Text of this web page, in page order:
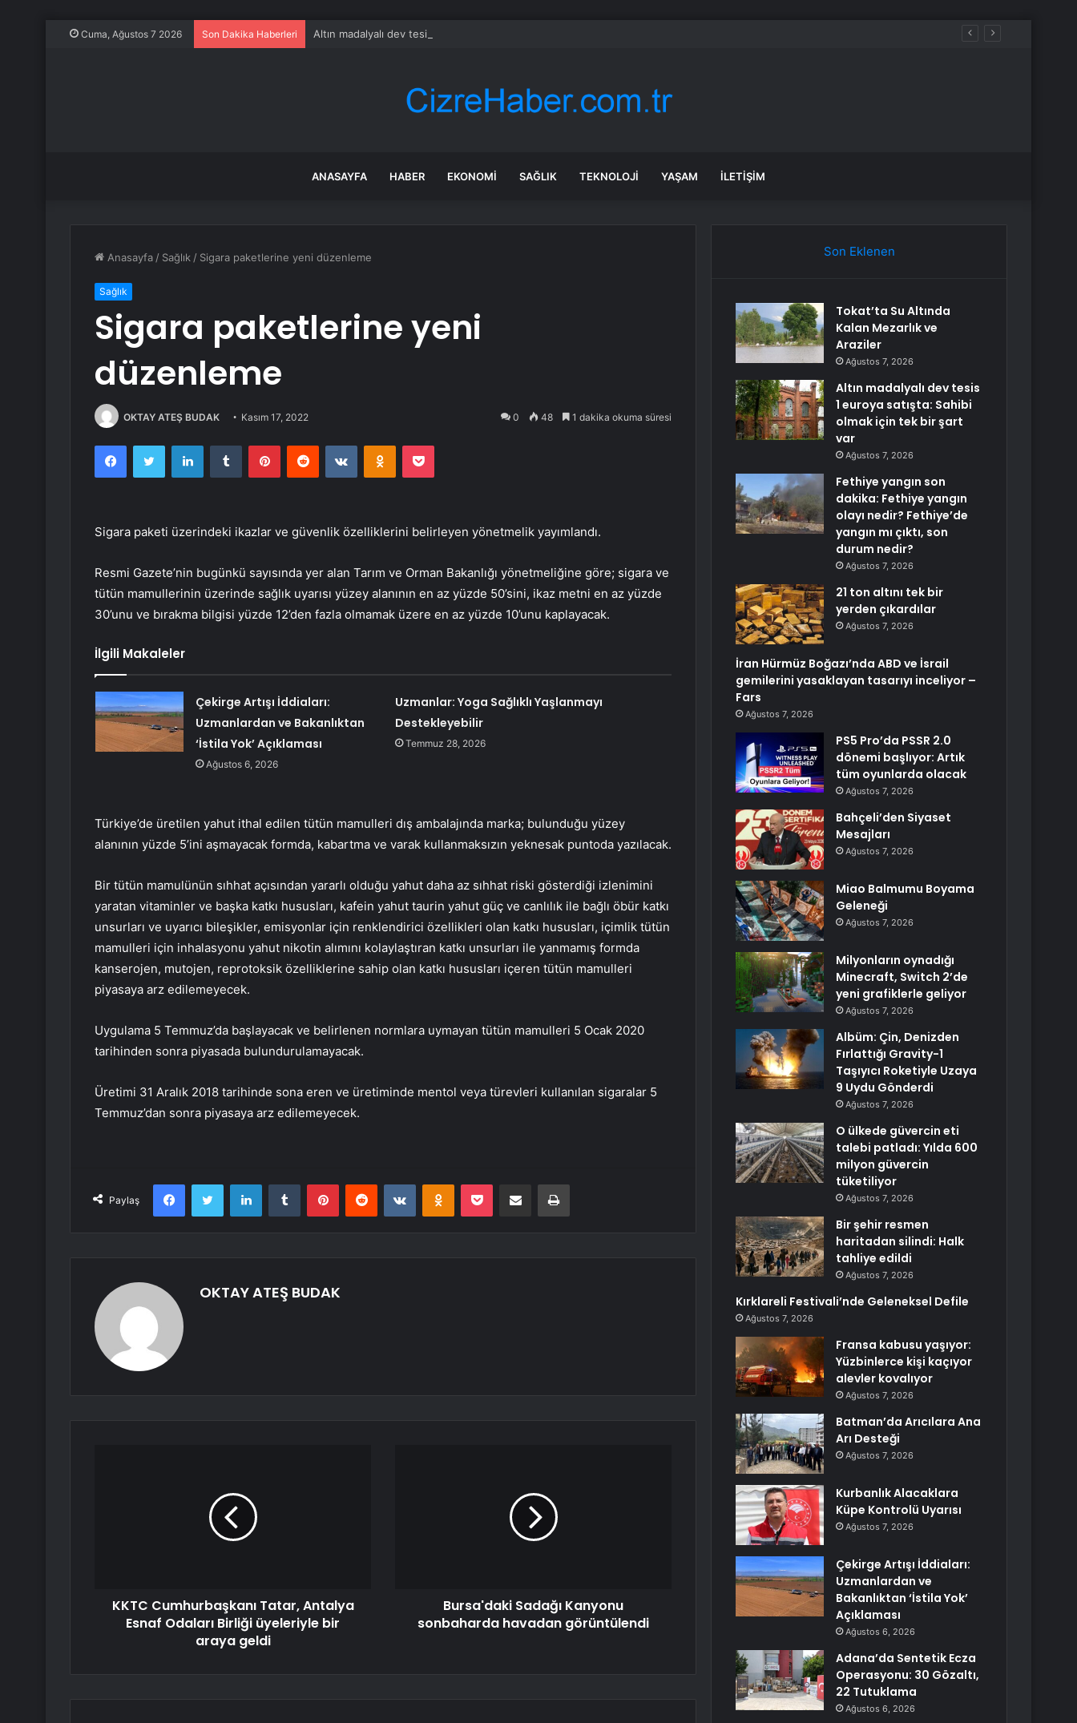
Cuma, Ağustos 7 2026 Son Dakika Haberleri Altın madalyalı dev tesis 1 euroya satışta: Sahibi olmak için tek bir şart var
ANASAYFA HABER EKONOMI SAĞLIK TEKNOLOJI YAŞAM İLETIŞIM
Anasayfa / Sağlık / Sigara paketlerine yeni düzenleme
Sağlık
Sigara paketlerine yeni
düzenleme
OKTAY ATEŞ BUDAK Kasım 17, 2022 0 48 1 dakika okuma süresi
FacebookTwitter LinkedInTumblr PinterestReddit VKontakteOdnoklassniki
Pocket
Sigara paketi üzerindeki ikazlar ve güvenlik özelliklerini belirleyen yönetmelik yayımlandı.
Resmi Gazete’nin bugünkü sayısında yer alan Tarım ve Orman Bakanlığı yönetmeliğine göre; sigara ve
tütün mamullerinin üzerinde sağlık uyarısı yüzey alanının en az yüzde 50’sini, ikaz metni en az yüzde
30’unu ve bırakma bilgisi yüzde 12’den fazla olmamak üzere en az yüzde 10’unu kaplayacak.
İlgili Makaleler
Çekirge Artışı İddiaları:
Uzmanlardan ve Bakanlıktan
‘İstila Yok’ Açıklaması
Ağustos 6, 2026
Uzmanlar: Yoga Sağlıklı Yaşlanmayı
Destekleyebilir
Temmuz 28, 2026
Türkiye’de üretilen yahut ithal edilen tütün mamulleri dış ambalajında marka; bulunduğu yüzey
alanının yüzde 5’ini aşmayacak formda, kabartma ve varak kullanmaksızın yeknesak puntoda yazılacak.
Bir tütün mamulünün sıhhat açısından yararlı olduğu yahut daha az sıhhat riski gösterdiği izlenimini
yaratan vitaminler ve başka katkı hususları, kafein yahut taurin yahut güç ve canlılık ile bağlı öbür katkı
unsurları ve uyarıcı bileşikler, emisyonlar için renklendirici özellikleri olan katkı hususları, içimlik tütün
mamulleri için inhalasyonu yahut nikotin alımını kolaylaştıran katkı unsurları ile yanmamış formda
kanserojen, mutojen, reprotoksik özelliklerine sahip olan katkı hususları içeren tütün mamulleri
piyasaya arz edilemeyecek.
Uygulama 5 Temmuz’da başlayacak ve belirlenen normlara uymayan tütün mamulleri 5 Ocak 2020
tarihinden sonra piyasada bulundurulamayacak.
Üretimi 31 Aralık 2018 tarihinde sona eren ve üretiminde mentol veya türevleri kullanılan sigaralar 5
Temmuz’dan sonra piyasaya arz edilemeyecek.
Paylaş
FacebookTwitter LinkedInTumblr PinterestReddit VKontakteOdnoklassniki
Pocket E-Posta ile paylaş Yazdır
OKTAY ATEŞ BUDAK
KKTC Cumhurbaşkanı Tatar, Antalya
Esnaf Odaları Birliği üyeleriyle bir
araya geldi
Bursa'daki Sadağı Kanyonu
sonbaharda havadan görüntülendi
Son Eklenen
Tokat’ta Su Altında
Kalan Mezarlık ve
Araziler
Ağustos 7, 2026
Altın madalyalı dev tesis
1 euroya satışta: Sahibi
olmak için tek bir şart
var
Ağustos 7, 2026
Fethiye yangın son
dakika: Fethiye yangın
olayı nedir? Fethiye’de
yangın mı çıktı, son
durum nedir?
Ağustos 7, 2026
21 ton altını tek bir
yerden çıkardılar
Ağustos 7, 2026
İran Hürmüz Boğazı’nda ABD ve İsrail
gemilerini yasaklayan tasarıyı inceliyor –
Fars
Ağustos 7, 2026
PS5 Pro’da PSSR 2.0
dönemi başlıyor: Artık
tüm oyunlarda olacak
Ağustos 7, 2026
Bahçeli’den Siyaset
Mesajları
Ağustos 7, 2026
Miao Balmumu Boyama
Geleneği
Ağustos 7, 2026
Milyonların oynadığı
Minecraft, Switch 2’de
yeni grafiklerle geliyor
Ağustos 7, 2026
Albüm: Çin, Denizden
Fırlattığı Gravity-1
Taşıyıcı Roketiyle Uzaya
9 Uydu Gönderdi
Ağustos 7, 2026
O ülkede güvercin eti
talebi patladı: Yılda 600
milyon güvercin
tüketiliyor
Ağustos 7, 2026
Bir şehir resmen
haritadan silindi: Halk
tahliye edildi
Ağustos 7, 2026
Kırklareli Festivali’nde Geleneksel Defile
Ağustos 7, 2026
Fransa kabusu yaşıyor:
Yüzbinlerce kişi kaçıyor
alevler kovalıyor
Ağustos 7, 2026
Batman’da Arıcılara Ana
Arı Desteği
Ağustos 7, 2026
Kurbanlık Alacaklara
Küpe Kontrolü Uyarısı
Ağustos 7, 2026
Çekirge Artışı İddiaları:
Uzmanlardan ve
Bakanlıktan ‘İstila Yok’
Açıklaması
Ağustos 6, 2026
Adana’da Sentetik Ecza
Operasyonu: 30 Gözaltı,
22 Tutuklama
Ağustos 6, 2026